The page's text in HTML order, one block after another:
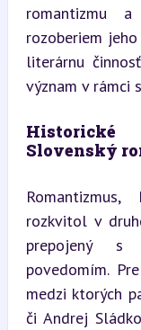
romantizmu
rozoberiem
literárnu
význam v rámci
Slovenský
rozkvitol v
prepojený s
povedomím.
medzi ktorých
či Andrej